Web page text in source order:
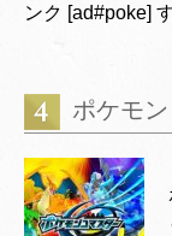
ンク [ad#poke]
ポケモ